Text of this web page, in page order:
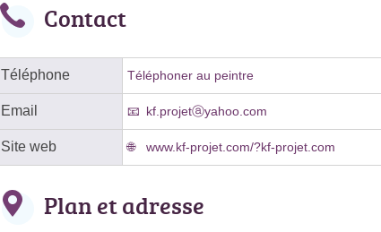
Contact
Téléphone Téléphoner au peintre
Email kf.projetⓐyahoo.com
Site web www.kf-projet.com/?kf-projet.com
Plan et adresse